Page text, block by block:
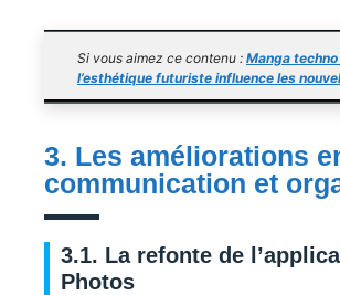
Si vous aimez ce contenu : Manga
l’esthétique futuriste influence les
3. Les améliorations
communication et
3.1. La refonte de
Photos